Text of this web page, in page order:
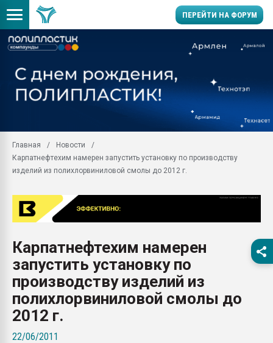
ПЕРЕЙТИ НА ФОРУМ
Вакуум-формовочные
28.07.2026
Всё, что касается
вакуумного
Продам отходы
поликарбоната и АБС-
Armaloy PC/ABS-1IM
Главная
Новости
Карпатнефтехим намерен запустить установку по производству
изделий из полихлорвиниловой смолы до 2012 г.
Карпатнефтехим намерен
запустить установку по
производству изделий из
полихлорвиниловой смолы до
2012 г.
22/06/2011